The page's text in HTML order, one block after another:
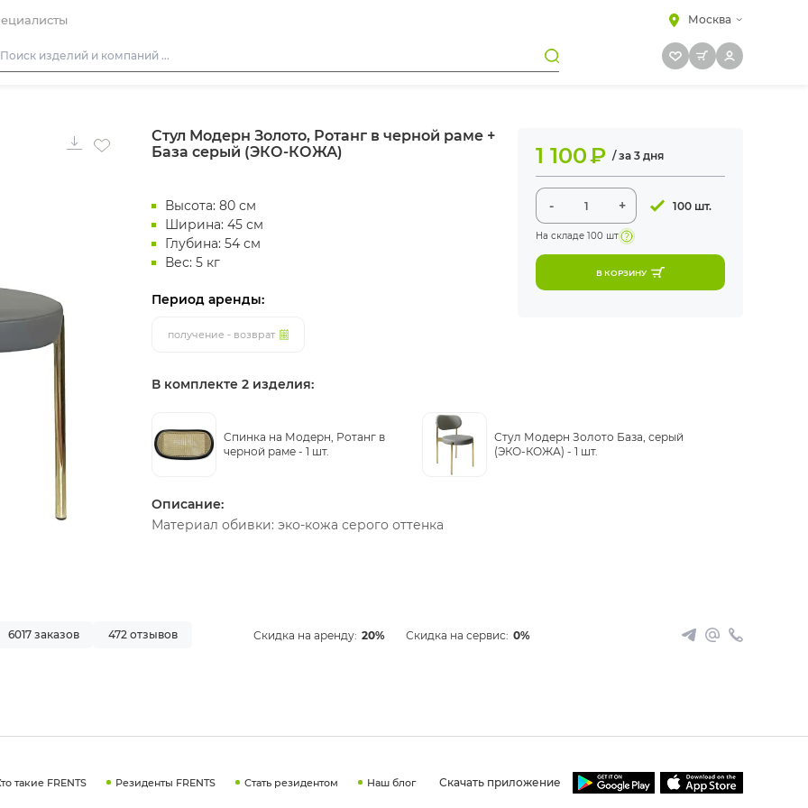
Москва
Барная мебель
Стул Модерн Золото, Ротанг в черной раме +
База серый (ЭКО-КОЖА)
Высота: 80 см
Ширина: 45 см
Глубина: 54 см
Вес: 5 кг
Период аренды:
получение - возврат
1 100₽ / за 3 дня
- + 100 шт.
На складе 100 шт
В КОРЗИНУ
В комплекте 2 изделия:
Cпинка на Модерн, Ротанг в
черной раме - 1 шт.
Стул Модерн Золото База, серый
(ЭКО-КОЖА) - 1 шт.
Описание:
Материал обивки: эко-кожа серого оттенка
6017 заказов 472 отзывов Скидка на аренду: 20% Скидка на сервис: 0%
такие FRENTS Резиденты FRENTS Стать резидентом Наш блог Скачать приложение